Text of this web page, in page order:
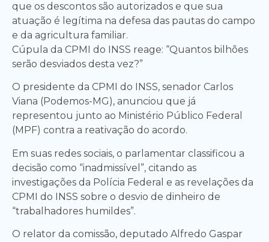
que os descontos são autorizados e que sua
atuação é legítima na defesa das pautas do campo
e da agricultura familiar.
Cúpula da CPMI do INSS reage: “Quantos bilhões
serão desviados desta vez?”
O presidente da CPMI do INSS, senador Carlos
Viana (Podemos-MG), anunciou que já
representou junto ao Ministério Público Federal
(MPF) contra a reativação do acordo.
Em suas redes sociais, o parlamentar classificou a
decisão como “inadmissível”, citando as
investigações da Polícia Federal e as revelações da
CPMI do INSS sobre o desvio de dinheiro de
“trabalhadores humildes”.
O relator da comissão, deputado Alfredo Gaspar